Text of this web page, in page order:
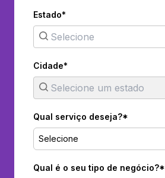
Estado*
Cidade*
Qual serviço deseja?*
Selecione
Qual é o seu tipo de negócio?*